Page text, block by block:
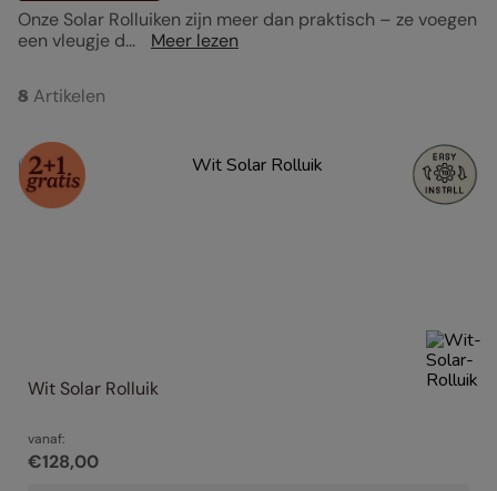
Onze Solar Rolluiken zijn meer dan praktisch – ze voegen
een vleugje d...
Meer lezen
8 Artikelen
Wit Solar Rolluik
vanaf:
€128,00